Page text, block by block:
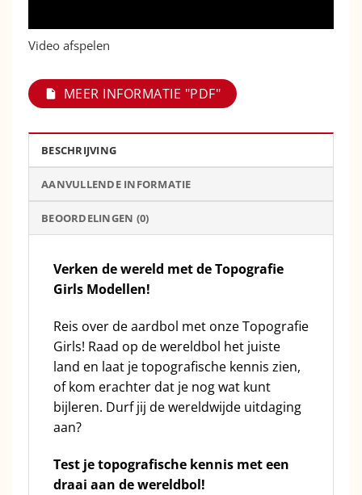
Video afspelen
MEER INFORMATIE "PDF"
BESCHRIJVING
AANVULLENDE INFORMATIE
BEOORDELINGEN (0)
Verken de wereld met de Topografie
Girls Modellen!
Reis over de aardbol met onze Topografie
Girls! Raad op de wereldbol het juiste
land en laat je topografische kennis zien,
of kom erachter dat je nog wat kunt
bijleren. Durf jij de wereldwijde uitdaging
aan?
Test je topografische kennis met een
draai aan de wereldbol!